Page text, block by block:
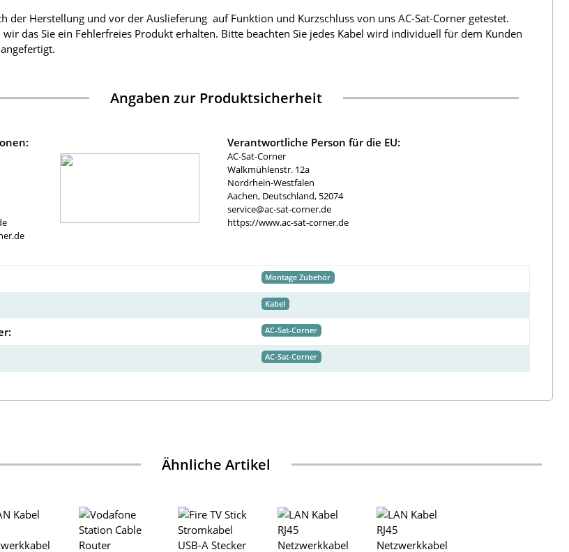
der Herstellung und vor der Auslieferung auf Funktion und Kurzschluss von uns AC-Sat-Corner getestet.
das Sie ein Fehlerfreies Produkt erhalten. Bitte beachten Sie jedes Kabel wird individuell für dem Kunden
Angaben zur Produktsicherheit
Verantwortliche Person für die EU:
AC-Sat-Corner
Walkmühlenstr. 12a
Nordrhein-Westfalen
Aachen, Deutschland, 52074
service@ac-sat-corner.de
https://www.ac-sat-corner.de
Montage Zubehör
Kabel
AC-Sat-Corner
AC-Sat-Corner
Ähnliche Artikel